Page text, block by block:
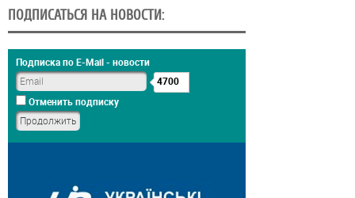
ПОДПИСАТЬСЯ НА НОВОСТИ:
Подписка по E-Mail - новости
4700
Отменить подписку